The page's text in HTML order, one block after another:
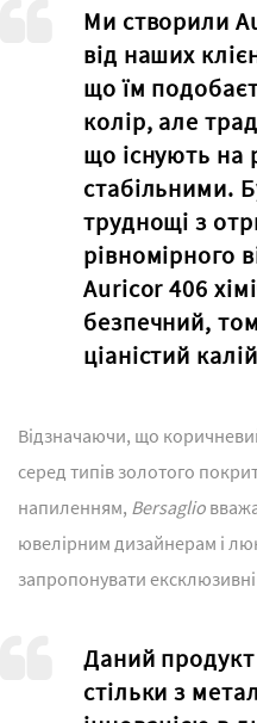
Ми створили
від наших
що їм
колір, але
що існують на
стабільними.
труднощі з
рівномірного
Auricor 406
безпечний,
ціаністий
Відзначаючи, що
серед типів золотого
напиленням, Bersaglio
ювелірним дизайнерам і
запропонувати
Даний
стільки з